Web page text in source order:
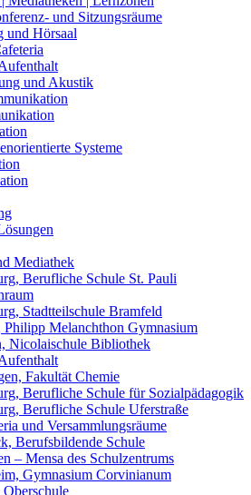
und Sitzungsräume
und Hörsaal
und Akustik
Systeme
Mediathek
Berufliche Schule St. Pauli
Stadtteilschule Bramfeld
Philipp Melanchthon Gymnasium
Nicolaischule Bibliothek
Fakultät Chemie
Berufliche Schule für Sozialpädagogik
Berufliche Schule Uferstraße
und Versammlungsräume
Berufsbildende Schule
– Mensa des Schulzentrums
Gymnasium Corvinianum
Oberschule